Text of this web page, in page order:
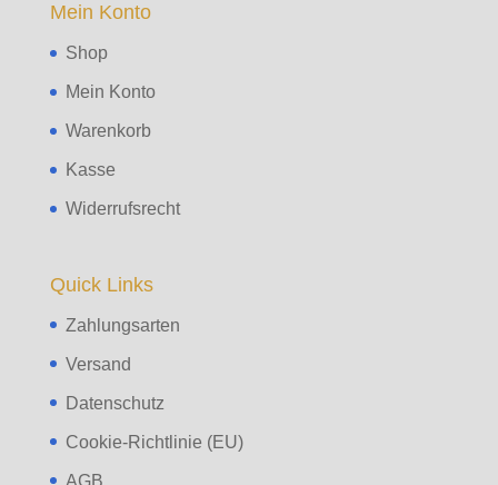
Mein Konto
Shop
Mein Konto
Warenkorb
Kasse
Widerrufsrecht
Quick Links
Zahlungsarten
Versand
Datenschutz
Cookie-Richtlinie (EU)
AGB